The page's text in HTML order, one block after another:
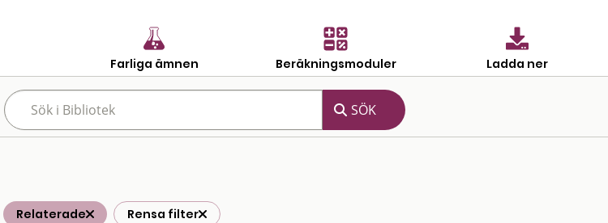
Farliga ämnen Beräkningsmoduler Ladda ner
Relaterade Rensa filter